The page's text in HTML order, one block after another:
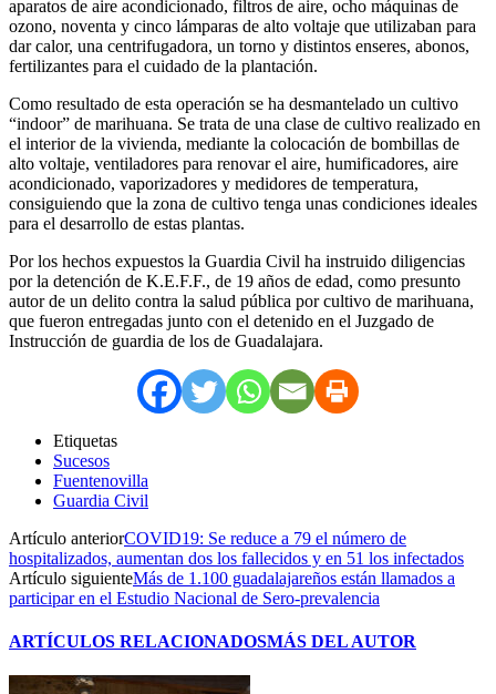
aparatos de aire acondicionado, filtros de aire, ocho máquinas de
ozono, noventa y cinco lámparas de alto voltaje que utilizaban para
dar calor, una centrifugadora, un torno y distintos enseres, abonos,
fertilizantes para el cuidado de la plantación.
Como resultado de esta operación se ha desmantelado un cultivo
“indoor” de marihuana. Se trata de una clase de cultivo realizado en
el interior de la vivienda, mediante la colocación de bombillas de
alto voltaje, ventiladores para renovar el aire, humificadores, aire
acondicionado, vaporizadores y medidores de temperatura,
consiguiendo que la zona de cultivo tenga unas condiciones ideales
para el desarrollo de estas plantas.
Por los hechos expuestos la Guardia Civil ha instruido diligencias
por la detención de K.E.F.F., de 19 años de edad, como presunto
autor de un delito contra la salud pública por cultivo de marihuana,
que fueron entregadas junto con el detenido en el Juzgado de
Instrucción de guardia de los de Guadalajara.
Etiquetas
Sucesos
Fuentenovilla
Guardia Civil
Artículo anteriorCOVID19: Se reduce a 79 el número de
hospitalizados, aumentan dos los fallecidos y en 51 los infectados
Artículo siguienteMás de 1.100 guadalajareños están llamados a
participar en el Estudio Nacional de Sero-prevalencia
ARTÍCULOS RELACIONADOSMÁS DEL AUTOR